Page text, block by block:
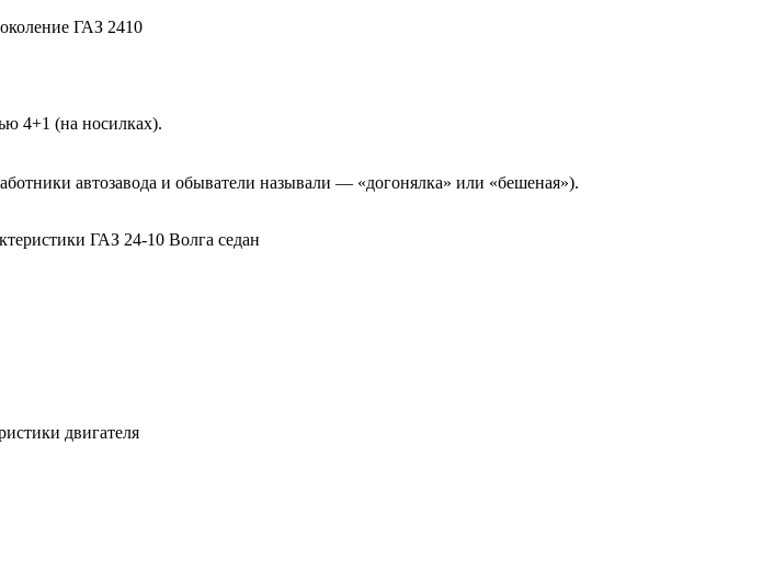
ГАЗ 2410
4+1 (на носилках).
автозавода и обыватели называли — «догонялка» или «бешеная»).
ГАЗ 24-10 Волга седан
двигателя